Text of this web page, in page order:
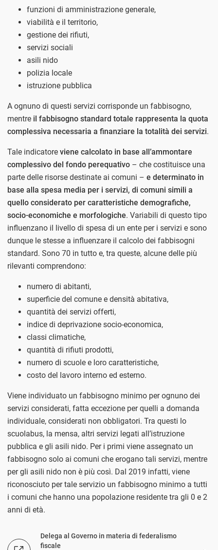
funzioni di amministrazione generale,
viabilità e il territorio,
gestione dei rifiuti,
servizi sociali
asili nido
polizia locale
istruzione pubblica
A ognuno di questi servizi corrisponde un fabbisogno,
mentre il fabbisogno standard totale rappresenta la quota
complessiva necessaria a finanziare la totalità dei servizi.
Tale indicatore viene calcolato in base all’ammontare
complessivo del fondo perequativo – che costituisce una
parte delle risorse destinate ai comuni – e determinato in
base alla spesa media per i servizi, di comuni simili a
quello considerato per caratteristiche demografiche,
socio-economiche e morfologiche. Variabili di questo tipo
influenzano il livello di spesa di un ente per i servizi e sono
dunque le stesse a influenzare il calcolo dei fabbisogni
standard. Sono 70 in tutto e, tra queste, alcune delle più
rilevanti comprendono:
numero di abitanti,
superficie del comune e densità abitativa,
quantità dei servizi offerti,
indice di deprivazione socio-economica,
classi climatiche,
quantità di rifiuti prodotti,
numero di scuole e loro caratteristiche,
costo del lavoro interno ed esterno.
Viene individuato un fabbisogno minimo per ognuno dei
servizi considerati, fatta eccezione per quelli a domanda
individuale, considerati non obbligatori. Tra questi lo
scuolabus, la mensa, altri servizi legati all’istruzione
pubblica e gli asili nido. Per i primi viene assegnato un
fabbisogno solo ai comuni che erogano tali servizi, mentre
per gli asili nido non è più così. Dal 2019 infatti, viene
riconosciuto per tale servizio un fabbisogno minimo a tutti
i comuni che hanno una popolazione residente tra gli 0 e 2
anni di età.
Delega al Governo in materia di federalismo
fiscale